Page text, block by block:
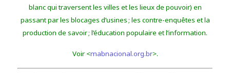
blanc qui traversent les villes et les lieux de pouvoir) en
passant par les blocages d’usines ; les contre-enquêtes et la
production de savoir ; l’éducation populaire et l’information.
Voir <mabnacional.org.br>.